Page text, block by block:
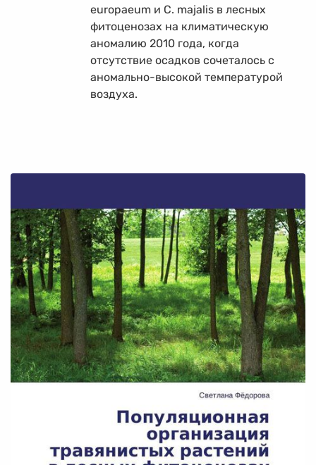
europaeum и C. majalis в лесных
фитоценозах на климатическую
аномалию 2010 года, когда
отсутствие осадков сочеталось с
аномально-высокой температурой
воздуха.